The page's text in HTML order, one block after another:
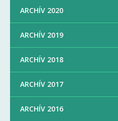
ARCHÍV 2020
ARCHÍV 2019
ARCHÍV 2018
ARCHÍV 2017
ARCHÍV 2016